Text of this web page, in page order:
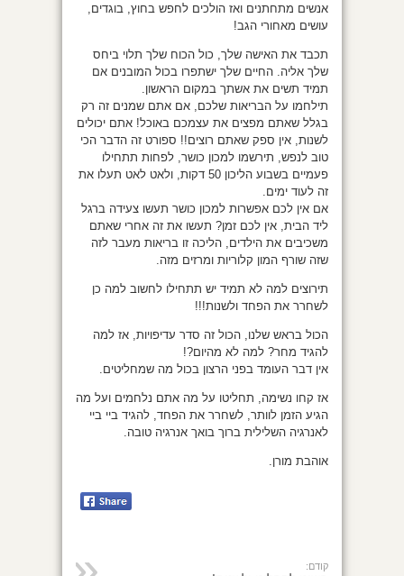
אנשים מתחתנים ואז הולכים לחפש בחוץ, בוגדים,
עושים מאחורי הגב!
תכבד את האישה שלך, כול הכוח שלך תלוי ביחס
שלך אליה. החיים שלך ישתפרו בכול המובנים אם
תמיד תשים את אשתך במקום הראשון.
תילחמו על הבריאות שלכם, אם אתם שמנים זה רק
בגלל שאתם מפצים את עצמכם באוכל! אתם יכולים
לשנות, אין ספק שאתם רוצים!! ספורט זה הדבר הכי
טוב לנפש, תירשמו למכון כושר, לפחות תתחילו
פעמיים בשבוע הליכון 50 דקות, ולאט לאט תעלו את
זה לעוד ימים.
אם אין לכם אפשרות למכון כושר תעשו צעידה ברגל
ליד הבית, אין לכם זמן? תעשו את זה אחרי שאתם
משכיבים את הילדים, הליכה זו בריאות מעבר לזה
שזה שורף המון קלוריות ומרזים מזה.
תירוצים למה לא תמיד יש תתחילו לחשוב למה כן
לשחרר את הפחד ולשנות!!!
הכול בראש שלנו, הכול זה סדר עדיפויות, אז למה
להגיד מחר? למה לא מהיום?!
אין דבר העומד בפני הרצון בכול מה שמחליטים.
אז קחו נשימה, תחליטו על מה אתם נלחמים ועל מה
הגיע הזמן לוותר, לשחרר את הפחד, להגיד ביי ביי
לאנרגיה השלילית ברוך בואך אנרגיה טובה.
אוהבת מורן.
קודם: